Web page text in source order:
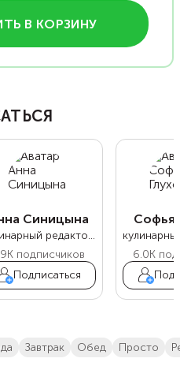
В КОРЗИНУ
Синицына
кулинарный редактор Food.ru
подписчиков
Подписаться
Софья
6.0K
завтрак обед просто